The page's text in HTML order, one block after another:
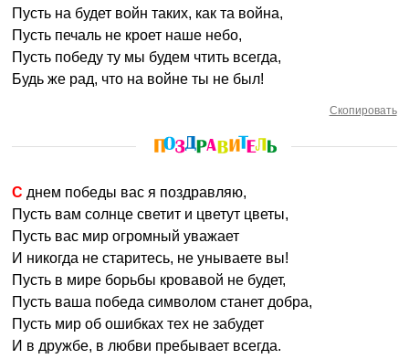
Пусть на будет войн таких, как та война,
Пусть печаль не кроет наше небо,
Пусть победу ту мы будем чтить всегда,
Будь же рад, что на войне ты не был!
Скопировать
С днем победы вас я поздравляю,
Пусть вам солнце светит и цветут цветы,
Пусть вас мир огромный уважает
И никогда не старитесь, не унываете вы!
Пусть в мире борьбы кровавой не будет,
Пусть ваша победа символом станет добра,
Пусть мир об ошибках тех не забудет
И в дружбе, в любви пребывает всегда.